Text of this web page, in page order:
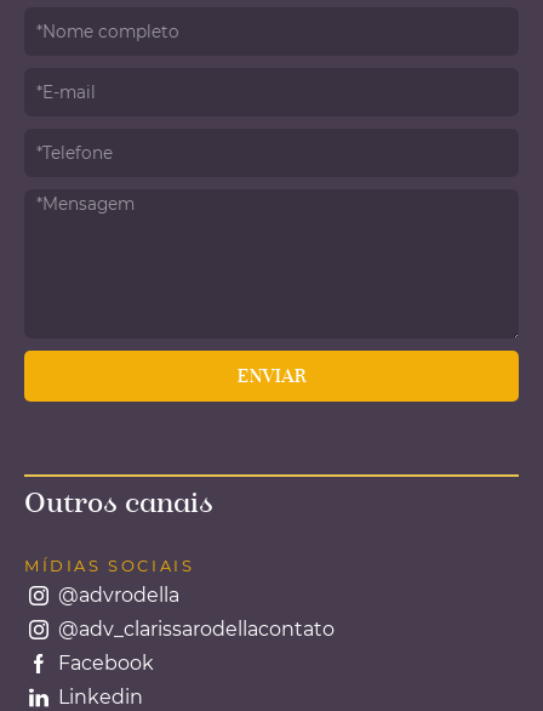
Outros canais
MÍDIAS SOCIAIS
@advrodella
@adv_clarissarodellacontato
Facebook
Linkedin